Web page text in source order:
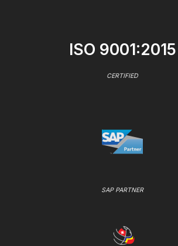
ISO 9001:2015
CERTIFIED
SAP PARTNER